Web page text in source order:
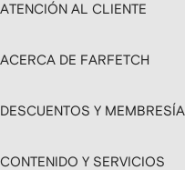
ATENCIÓN AL CLIENTE
ACERCA DE FARFETCH
DESCUENTOS Y MEMBRESÍA
CONTENIDO Y SERVICIOS